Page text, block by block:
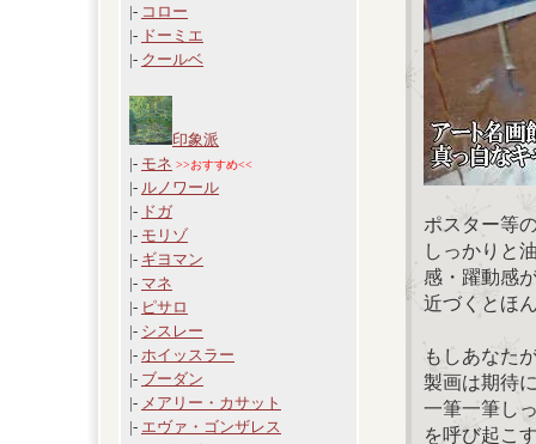
|- コロー
|- ドーミエ
|- クールベ
印象派
|- モネ >>おすすめ<<
|- ルノワール
|- ドガ
|- モリゾ
|- ギヨマン
|- マネ
|- ピサロ
|- シスレー
|- ホイッスラー
|- ブーダン
|- メアリー・カサット
|- エヴァ・ゴンザレス
ポスター等
しっかりと
感・躍動感
近づくとほ
もしあなた
製画は期待
一筆一筆し
を呼び起こ